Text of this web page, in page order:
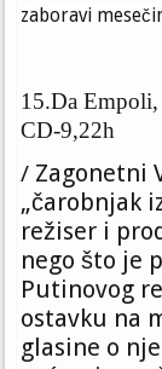
zaboravi
15.Da
CD-9,22h
/ Zagonetni
„čarobnjak
režiser i
nego što je
Putinovog
ostavku na
glasine o